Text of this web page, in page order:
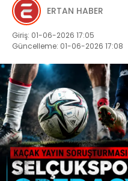
ERTAN HABER
Giriş: 01-06-2026 17:05
Güncelleme: 01-06-2026 17:08